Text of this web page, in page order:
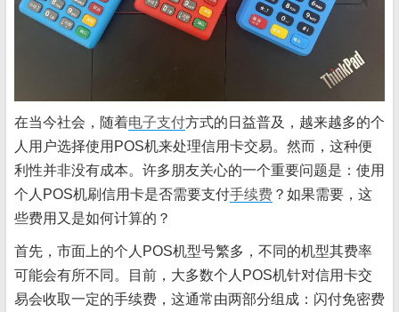
在当今社会，随着电子支付方式的日益普及，越来越多的个
人用户选择使用POS机来处理信用卡交易。然而，这种便
利性并非没有成本。许多朋友关心的一个重要问题是：使用
个人POS机刷信用卡是否需要支付手续费 ？如果需要，这
些费用又是如何计算的？
首先，市面上的个人POS机型号繁多，不同的机型其费率
可能会有所不同。目前，大多数个人POS机针对信用卡交
易会收取一定的手续费，这通常由两部分组成：闪付免密费